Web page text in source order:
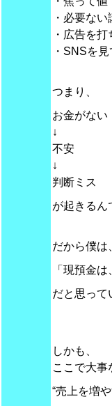
・必要ない
・広告を打
・SNSを
つまり、
お金がない
↓
不安
↓
判断ミス
が起きるん
だから僕は、
「現預金
だと思って
しかも、
ここで大事
“売上を増や